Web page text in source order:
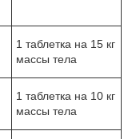
1 таблетка на 15 кг
массы тела
1 таблетка на 10 кг
массы тела